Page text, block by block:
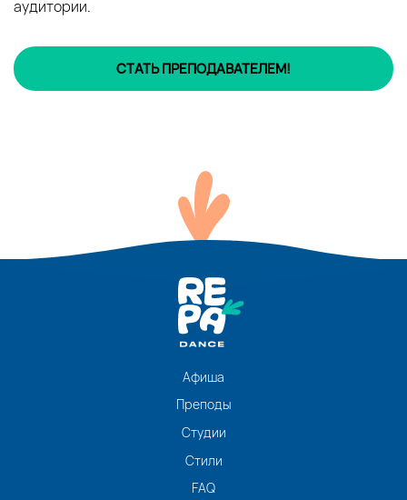
аудитории.
СТАТЬ ПРЕПОДАВАТЕЛЕМ!
Афиша
Преподы
Студии
Стили
FAQ